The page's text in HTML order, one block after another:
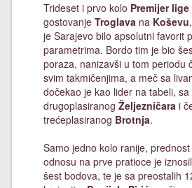
Trideset i prvo kolo Premijer lige
gostovanje Troglava na Koševu
je Sarajevo bilo apsolutni favorit
parametrima. Bordo tim je bio
poraza, nanizavši u tom periodu
svim takmičenjima, a meč sa
dočekao je kao lider na tabeli,
drugoplasiranog Željezničara i
trećeplasiranog Brotnja.
Samo jedno kolo ranije,
odnosu na prve pratioce je
šest bodova, te je sa preostalih